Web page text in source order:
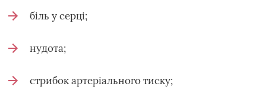
біль у серці;
нудота;
стрибок артеріального тиску;